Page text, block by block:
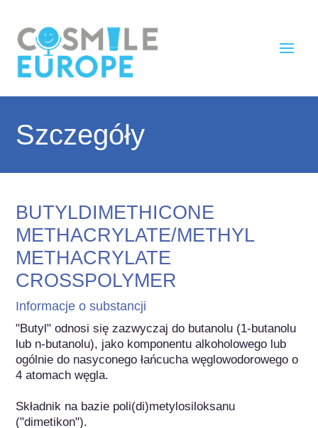
Szczegóły
BUTYLDIMETHICONE
METHACRYLATE/METHYL
METHACRYLATE
CROSSPOLYMER
Informacje o substancji
"Butyl" odnosi się zazwyczaj do butanolu (1-butanolu
lub n-butanolu), jako komponentu alkoholowego lub
ogólnie do nasyconego łańcucha węglowodorowego o
4 atomach węgla.
Składnik na bazie poli(di)metylosiloksanu
("dimetikon").